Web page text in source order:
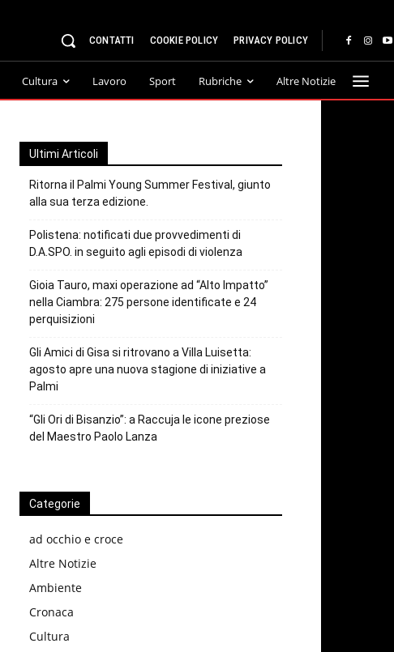
CONTATTI COOKIE POLICY PRIVACY POLICY
Cultura Lavoro Sport Rubriche Altre Notizie
Ultimi Articoli
Ritorna il Palmi Young Summer Festival, giunto
alla sua terza edizione.
Polistena: notificati due provvedimenti di
D.A.SPO. in seguito agli episodi di violenza
Gioia Tauro, maxi operazione ad “Alto Impatto”
nella Ciambra: 275 persone identificate e 24
perquisizioni
Gli Amici di Gisa si ritrovano a Villa Luisetta:
agosto apre una nuova stagione di iniziative a
Palmi
“Gli Ori di Bisanzio”: a Raccuja le icone preziose
del Maestro Paolo Lanza
Categorie
ad occhio e croce
Altre Notizie
Ambiente
Cronaca
Cultura